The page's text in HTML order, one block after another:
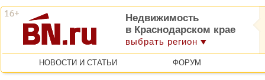
Недвижимость
в Краснодарском крае
выбрать регион
НОВОСТИ И СТАТЬИ ФОРУМ